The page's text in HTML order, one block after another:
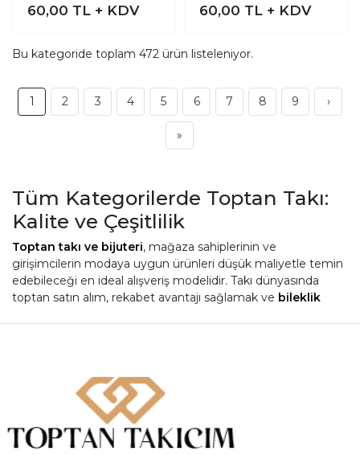
60,00 TL + KDV 60,00 TL + KDV
Bu kategoride toplam 472 ürün listeleniyor.
1 2 3 4 5 6 7 8 9 ›
»
Tüm Kategorilerde Toptan Takı:
Kalite ve Çeşitlilik
Toptan takı ve bijuteri, mağaza sahiplerinin ve
girişimcilerin modaya uygun ürünleri düşük maliyetle temin
edebileceği en ideal alışveriş modelidir. Takı dünyasında
toptan satın alım, rekabet avantajı sağlamak ve bileklik
Avantajları
Ekonomik fiyatlar ve trend ürünler, bijuteri sektörünün can
damarıdır. Toptan bijuteri ürünleri satın alarak sezonun en
popüler parçalarını stoklayabilir, kârlılığınızı artırmanıza